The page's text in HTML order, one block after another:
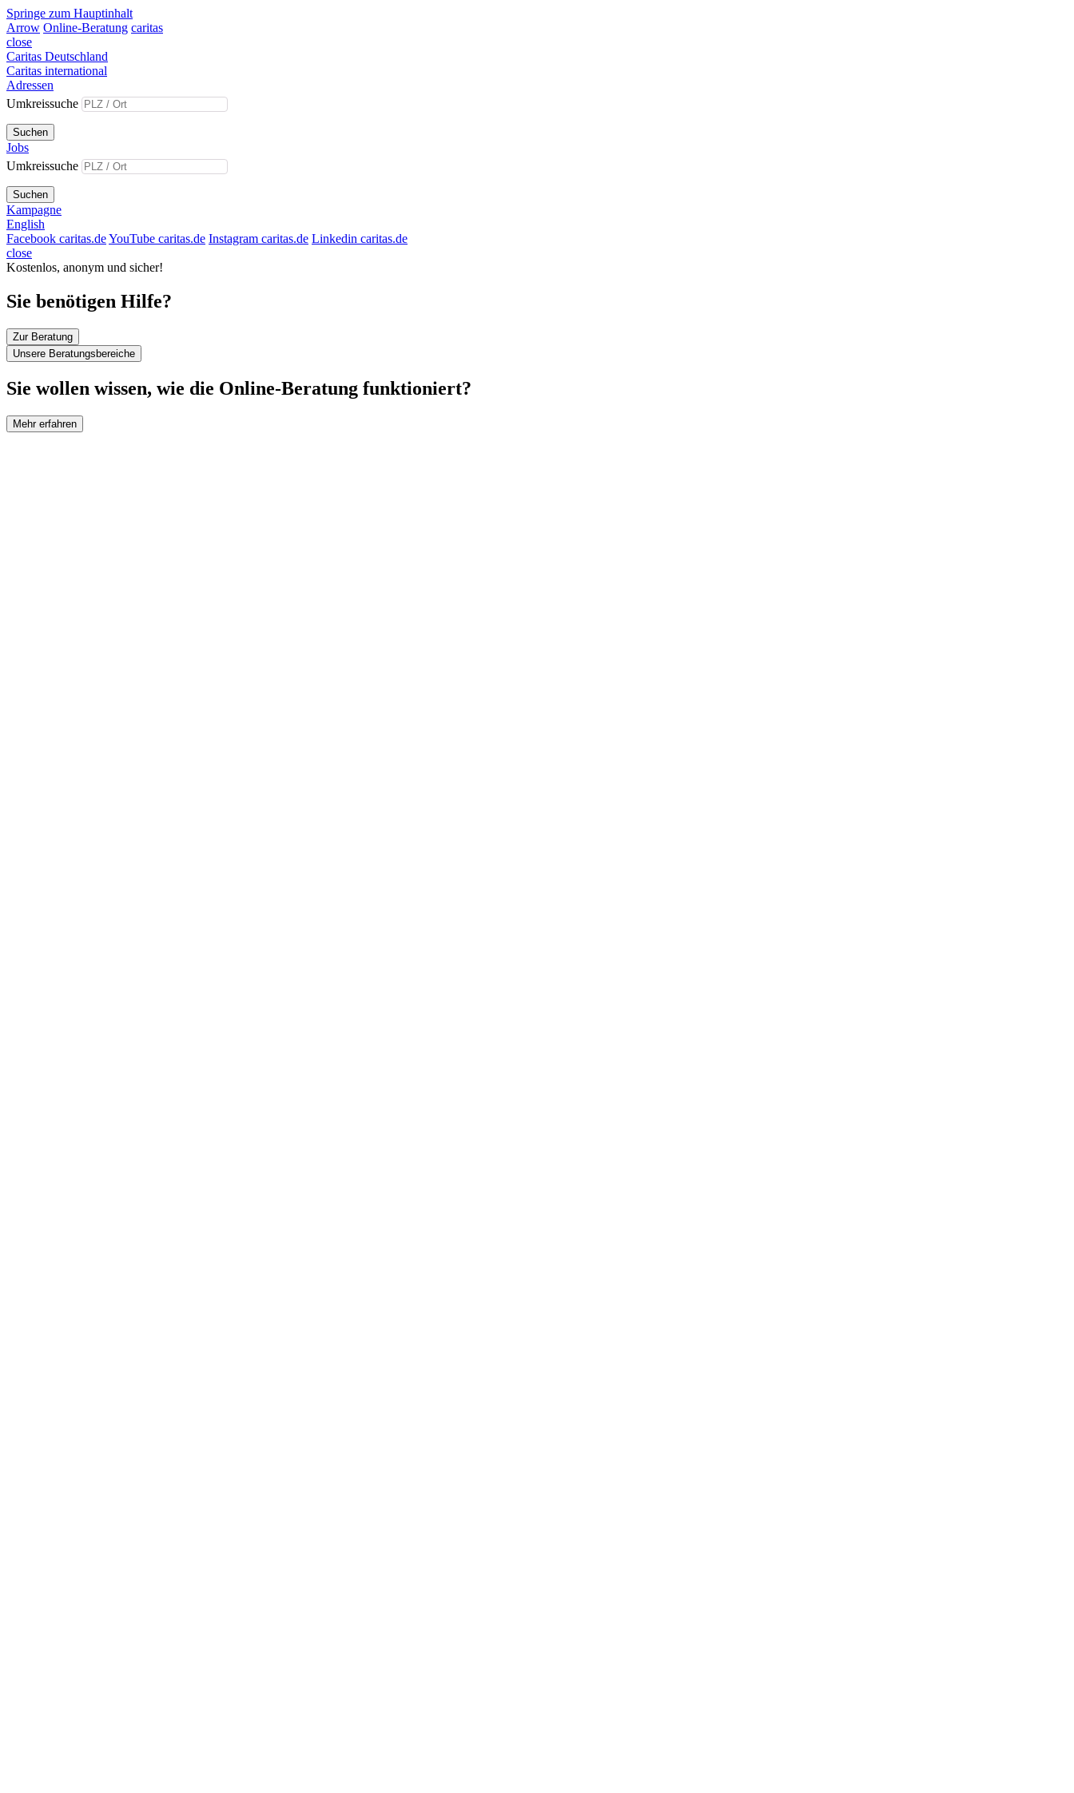
Springe zum Hauptinhalt
Arrow Online-Beratung caritas
close
Caritas Deutschland
Caritas international
Adressen
Umkreissuche
Suchen
Jobs
Umkreissuche
Suchen
Kampagne
English
Facebook caritas.deYouTube caritas.de Instagram caritas.de Linkedin caritas.de
close
Kostenlos, anonym und sicher!
Sie benötigen Hilfe?
Zur Beratung
Unsere Beratungsbereiche
Sie wollen wissen, wie die Online-Beratung funktioniert?
Mehr erfahren